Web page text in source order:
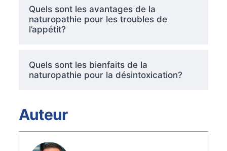
Quels sont les avantages de la
naturopathie pour les troubles de
l’appétit?
Quels sont les bienfaits de la
naturopathie pour la désintoxication?
Auteur